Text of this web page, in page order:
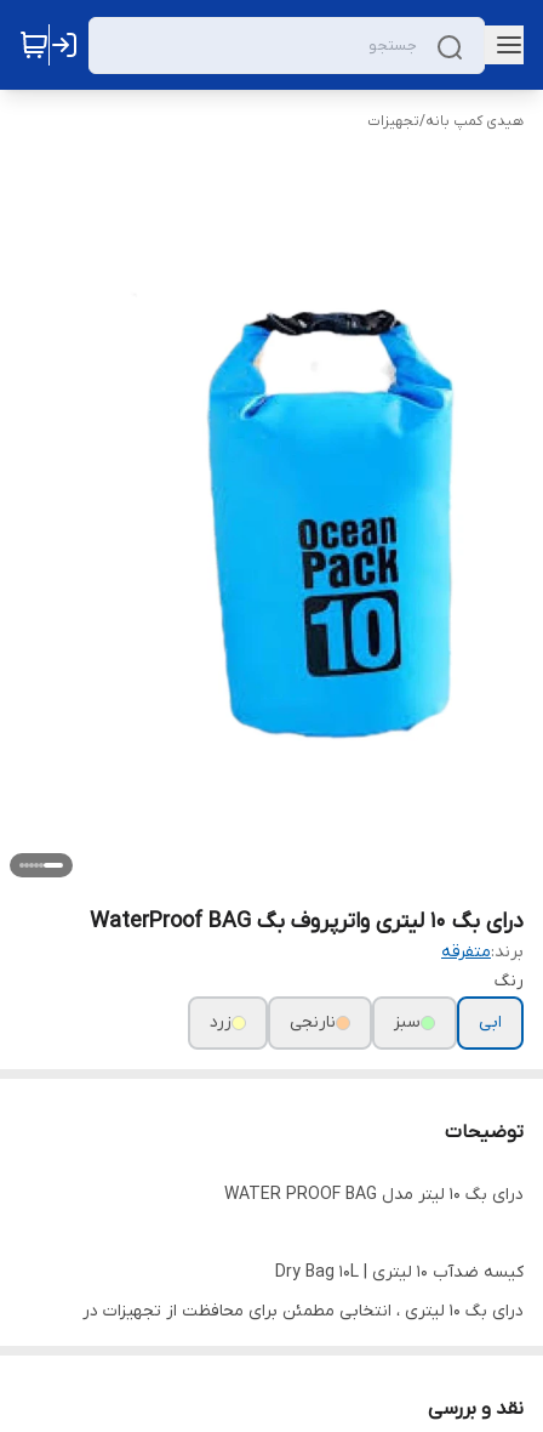
هیدی کمپ بانه/تجهیزات
درای بگ 10 لیتری واترپروف بگ WaterProof BAG
برند:متفرقه
رنگ
ابی
سبز نارنجی زرد
توضیحات
درای بگ 10 لیتر مدل WATER PROOF BAG
کیسه ضدآب ۱۰ لیتری | Dry Bag 10L
درای بگ ۱۰ لیتری ، انتخابی مطمئن برای محافظت از تجهیزات در
نقد و بررسی